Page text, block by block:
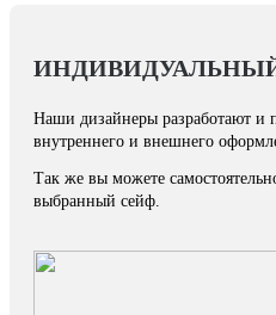
Наши дизайнеры разработают и
внутреннего и внешнего
Так же вы можете
выбранный сейф.